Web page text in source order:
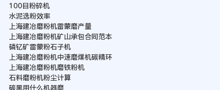
100目粉碎机
水泥选粉效率
上海建冶磨粉机雷蒙磨产量
上海建冶磨粉机矿山承包合同范本
磷钇矿雷蒙粉石子机
上海建冶磨粉机中速磨煤机碳精环
上海建冶磨粉机磨铁粉机
石料磨粉机粉尘计算